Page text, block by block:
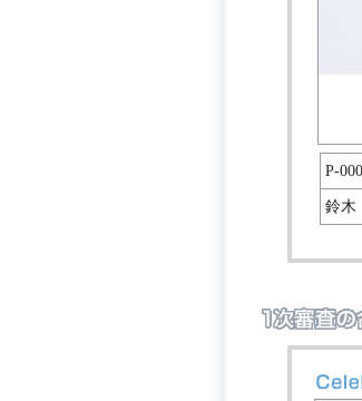
P-
鈴